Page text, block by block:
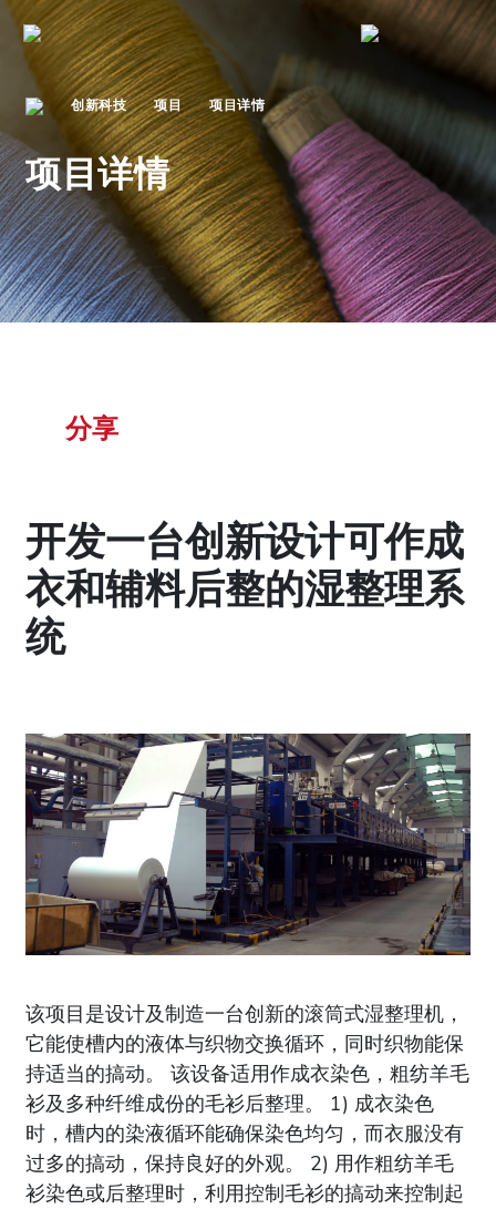
创新科技 项目 项目详情
项目详情
分享
开发一台创新设计可作成
衣和辅料后整的湿整理系
统
该项目是设计及制造一台创新的滚筒式湿整理机，
它能使槽内的液体与织物交换循环，同时织物能保
持适当的搞动。 该设备适用作成衣染色，粗纺羊毛
衫及多种纤维成份的毛衫后整理。 1) 成衣染色
时，槽内的染液循环能确保染色均匀，而衣服没有
过多的搞动，保持良好的外观。 2) 用作粗纺羊毛
衫染色或后整理时，利用控制毛衫的搞动来控制起